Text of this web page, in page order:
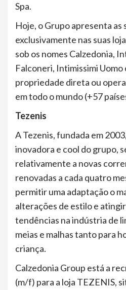
Spa.
Hoje, o Grupo apresenta as
exclusivamente nas suas
sob os nomes Calzedonia,
Falconeri, Intimissimi Uomo
propriedade direta ou
em todo o mundo (+57
Tezenis
A Tezenis, fundada em
inovadora e cool do grupo,
relativamente a novas
renovadas a cada quatro
permitir uma adaptação o
alterações de estilo e
tendências na indústria de
meias e malhas tanto para
criança.
Calzedonia Group está a
(m/f) para a loja TEZENIS,